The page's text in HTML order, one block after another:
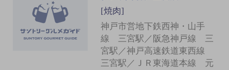
[焼肉]
神戸市営地下鉄西神・山手
線 三宮駅／阪急神戸線 三
宮駅／神戸高速鉄道東西線
三宮駅／ＪＲ東海道本線 元